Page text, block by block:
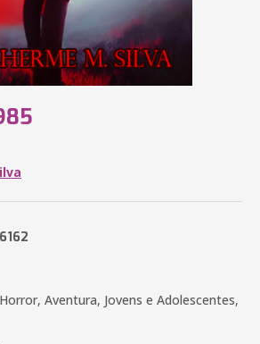
Aventura, Jovens e Adolescentes,